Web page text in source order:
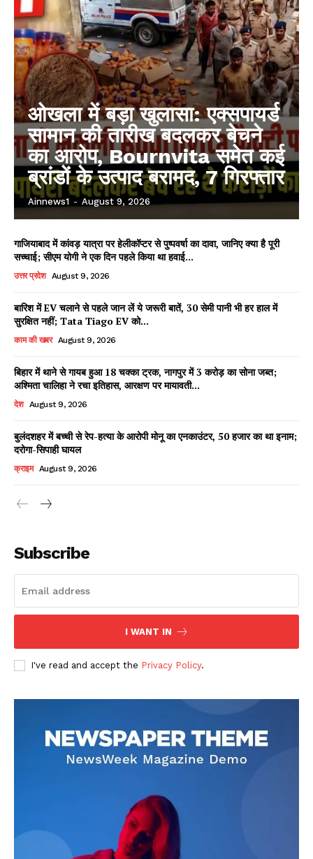
Facebook
X WhatsApp
Share
Read Latest News on AIN
AIN NEWS 1
Contact Us
ओखला में बड़ा खुलासा: एक्सपायर्ड
सामान की तारीख बदलकर बेचने
का आरोप, Bournvita समेत कई
ब्रांडों के उत्पाद बरामद, 7 गिरफ्तार
Ainnews1 - August 9, 2026
गाजियाबाद में कांवड़ यात्रा पर हेलीकॉप्टर से पुष्पवर्षा का दावा, जानिए क्या है पूरी
सच्चाई; सीएम योगी ने एक दिन पहले किया था हवाई...
उत्तर प्रदेश August 9, 2026
बारिश में EV चलाने से पहले जान लें ये जरूरी बातें, 30 सेमी पानी भी हर हाल में
सुरक्षित नहीं; Tata Tiago EV को...
काम की खबर August 9, 2026
बिहार में थाने से गायब हुआ 18 चक्का ट्रक, नागपुर में 3 करोड़ का सोना जब्त;
अश्मिता चालिहा ने रचा इतिहास, आरक्षण पर मायावती...
देश August 9, 2026
बुलंदशहर में बच्ची से रेप-हत्या के आरोपी मोनू का एनकाउंटर, 50 हजार का था इनाम;
दरोगा-सिपाही घायल
क्राइम August 9, 2026
Subscribe
I WANT IN
I've read and accept the Privacy Policy.